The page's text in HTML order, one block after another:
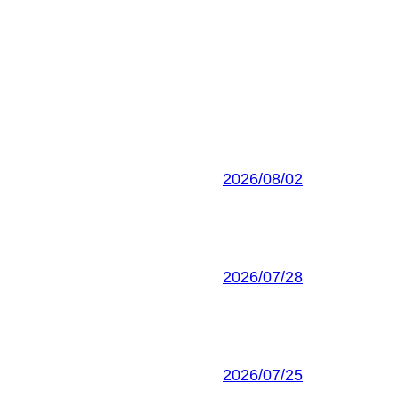
2026/08/02
2026/07/28
2026/07/25